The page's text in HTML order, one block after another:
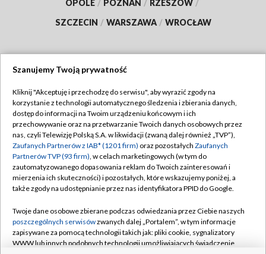
OPOLE / POZNAŃ / RZESZÓW /
SZCZECIN / WARSZAWA / WROCŁAW
TVP
Abonament TVP
Emisja w TVP
Centrum informacji TVP
Naziemna Telewizja Cyfrowa
Rada Programowa
System NOS
Regulamin TVP
Polityka prywatności
Moje zgody
Pomoc
Kontakt
Szanujemy Twoją prywatność
Kliknij "Akceptuję i przechodzę do serwisu", aby wyrazić zgody na
korzystanie z technologii automatycznego śledzenia i zbierania danych,
dostęp do informacji na Twoim urządzeniu końcowym i ich
przechowywanie oraz na przetwarzanie Twoich danych osobowych przez
nas, czyli Telewizję Polską S.A. w likwidacji (zwaną dalej również „TVP”),
Zaufanych Partnerów z IAB* (1201 firm) oraz pozostałych Zaufanych
Partnerów TVP (93 firm), w celach marketingowych (w tym do
zautomatyzowanego dopasowania reklam do Twoich zainteresowań i
mierzenia ich skuteczności) i pozostałych, które wskazujemy poniżej, a
także zgody na udostępnianie przez nas identyfikatora PPID do Google.
Twoje dane osobowe zbierane podczas odwiedzania przez Ciebie naszych
poszczególnych serwisówzwanych dalej „Portalem”, w tym informacje
zapisywane za pomocą technologii takich jak: pliki cookie, sygnalizatory
WWW lub innych podobnych technologii umożliwiających świadczenie